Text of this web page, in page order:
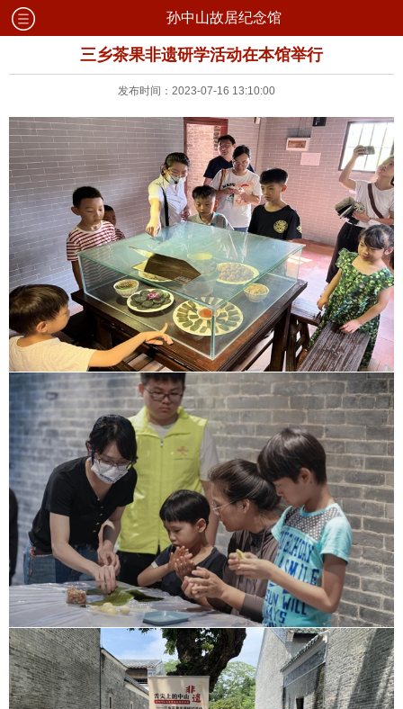
孙中山故居纪念馆
三乡茶果非遗研学活动在本馆举行
发布时间：2023-07-16 13:10:00